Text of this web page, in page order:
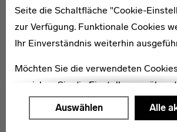
Seite die Schaltfläche "Cookie-
zur Verfügung. Funktionale Cookies
Ihr Einverständnis weiterhin
Möchten Sie die verwendeten
erreichen Sie die Einstellungen über
"Auswählen".
Auswählen Alle
Rettungsstation am Strand von Binz –
der DDR und im Ausland.